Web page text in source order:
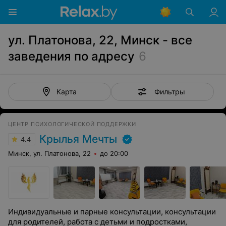
ул. Платонова, 22, Минск - все
заведения по адресу 6
Карта Фильтры
ЦЕНТР ПСИХОЛОГИЧЕСКОЙ ПОДДЕРЖКИ
4.4 Крылья Мечты
Минск, ул. Платонова, 22 до 20:00
Индивидуальные и парные консультации, консультации
для родителей, работа с детьми и подростками,